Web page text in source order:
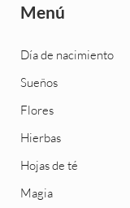
Menú
Día de nacimiento
Sueños
Flores
Hierbas
Hojas de té
Magia